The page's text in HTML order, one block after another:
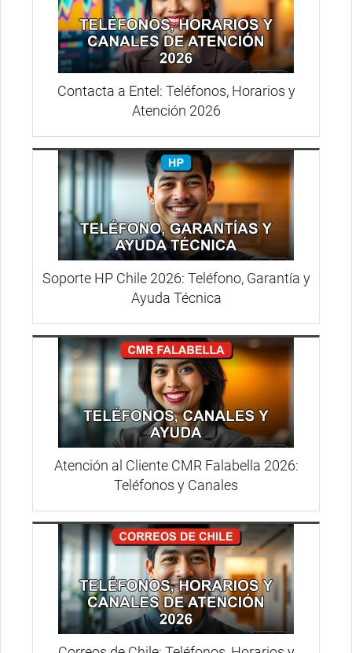
Contacta a Entel: Teléfonos, Horarios y
Atención 2026
Soporte HP Chile 2026: Teléfono, Garantía y
Ayuda Técnica
Atención al Cliente CMR Falabella 2026:
Teléfonos y Canales